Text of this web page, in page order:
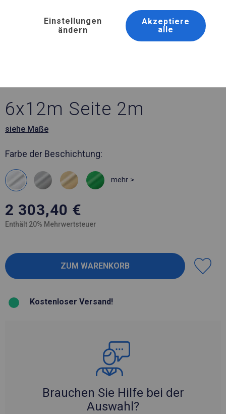
6x12m Seite 2m
siehe Maße
Farbe der Beschichtung:
mehr >
2 303,40 €
Enthält 20% Mehrwertsteuer
Kostenloser Versand!
Brauchen Sie Hilfe bei der
Auswahl?
Einstellungen
ändern
Akzeptiere
alle